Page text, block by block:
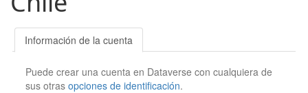
Información de la cuenta
Puede crear una cuenta en Dataverse con cualquiera de
sus otrasopciones de identificación.